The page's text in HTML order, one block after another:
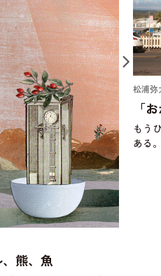
に。
」
ばの料理に、ひじき煮が
き料理の定番で、わが家
とひじき煮、きんぴらご
。ひとり暮らしをした